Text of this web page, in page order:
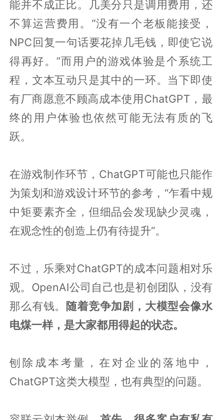
能并不成正比。几美分只是调用费用，还
不算运营费用。“没有一个老板能接受，
NPC回复一句话要花掉几毛钱，即使它说
得再好。”而用户的游戏体验是个系统工
程，文本互动只是其中的一环。当下即使
有厂商愿意不顾高成本使用ChatGPT，最
终的用户体验也依然可能无法有质的飞
跃。
在游戏制作环节，ChatGPT可能也只能作
为策划和游戏设计环节的参考，“乍看中规
中矩要素齐全，但细品会发现缺少灵魂，
在观念性的创造上仍有待提升”。
不过，乐乘对ChatGPT的成本问题相对乐
观。OpenAI公司自己也是初创团队，没有
那么有钱。 随着竞争加剧，大模型会像水
电煤一样，是大家都用得起的状态。
刨除成本考量，在对企业的落地中，
ChatGPT这类大模型，也有典型的问题。